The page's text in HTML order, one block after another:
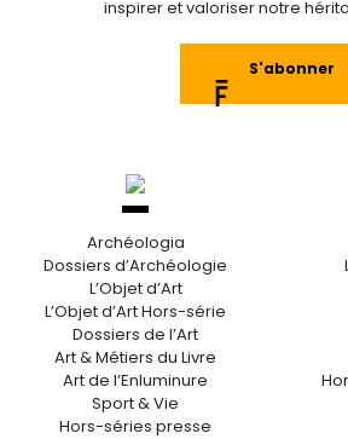
inspirer et valoriser notre
S'abonner
Archéologia
Dossiers d’Archéologie
L’Objet d’Art
L’Objet d’Art Hors-série
Dossiers de l’Art
Art & Métiers du Livre
Art de l’Enluminure
Sport & Vie
Hors-séries presse